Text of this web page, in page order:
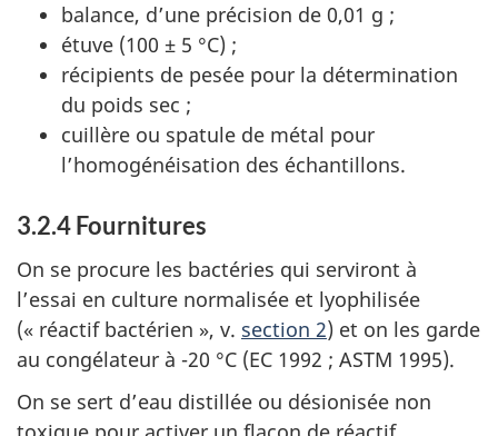
balance, d’une précision de 0,01 g ;
étuve (100 ± 5 °C) ;
récipients de pesée pour la détermination
du poids sec ;
cuillère ou spatule de métal pour
l’homogénéisation des échantillons.
3.2.4 Fournitures
On se procure les bactéries qui serviront à
l’essai en culture normalisée et lyophilisée
(« réactif bactérien », v. section 2) et on les garde
au congélateur à -20 °C (EC 1992 ; ASTM 1995).
On se sert d’eau distillée ou désionisée non